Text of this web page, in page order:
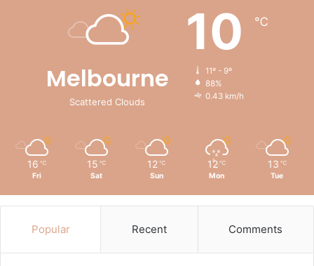
Melbourne
Scattered Clouds
10 ℃
11º - 9º
88%
0.43 km/h
16 ℃
Fri
15 ℃
Sat
12 ℃
Sun
12 ℃
Mon
13 ℃
Tue
Popular Recent Comments